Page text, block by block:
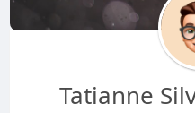
Tatianne